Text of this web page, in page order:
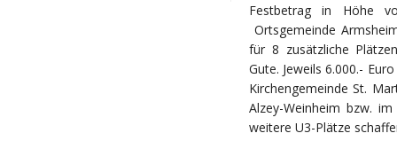
Festbetrag in Höhe
Ortsgemeinde
für 8 zusätzliche
Gute. Jeweils 6.000.-
Kirchengemeinde St.
Alzey-Weinheim bzw.
weitere U3-Plätze